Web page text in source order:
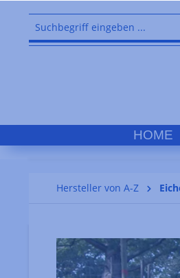
Zur Hauptnavigation
HOME
Hersteller von A-Z